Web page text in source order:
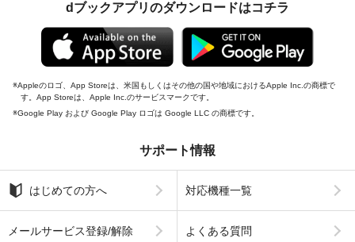
dブックアプリのダウンロードはコチラ
Appleのロゴ、App Storeは、米国もしくはその他の国や地域におけるApple Inc.の商標で
す。App Storeは、Apple Inc.のサービスマークです。
Google Play および Google Play ロゴは Google LLC の商標です。
サポート情報
はじめての方へ 対応機種一覧
メールサービス登録/解除 よくある質問